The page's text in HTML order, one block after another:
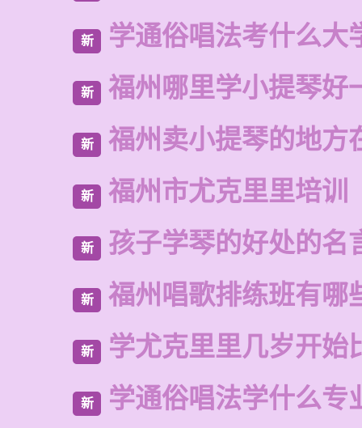
新 学通俗唱法考什么大
新 福州哪里学小提琴好
新 福州卖小提琴的地方
新 福州市尤克里里培训
新 孩子学琴的好处的名
新 福州唱歌排练班有哪
新 学尤克里里几岁开始
新 学通俗唱法学什么专